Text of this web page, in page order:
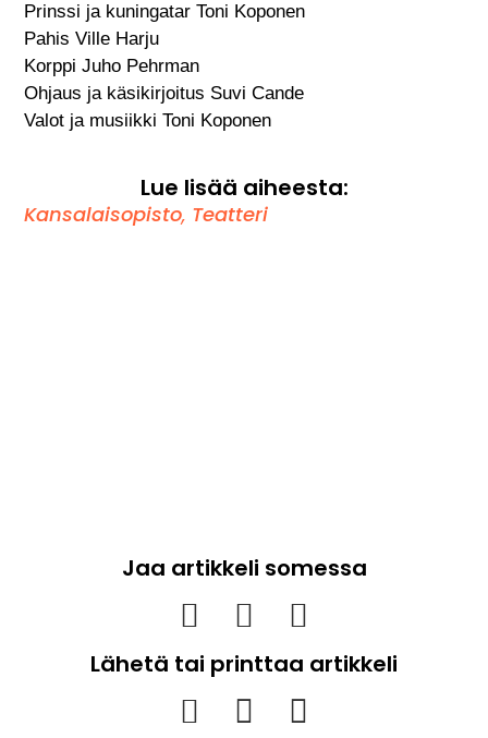
Prinssi ja kuningatar Toni Koponen
Pahis Ville Harju
Korppi Juho Pehrman
Ohjaus ja käsikirjoitus Suvi Cande
Valot ja musiikki Toni Koponen
Lue lisää aiheesta:
Kansalaisopisto, Teatteri
Jaa artikkeli somessa
Lähetä tai printtaa artikkeli